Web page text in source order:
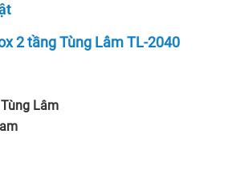
2 tầng Tùng Lâm TL-2040
Tùng Lâm